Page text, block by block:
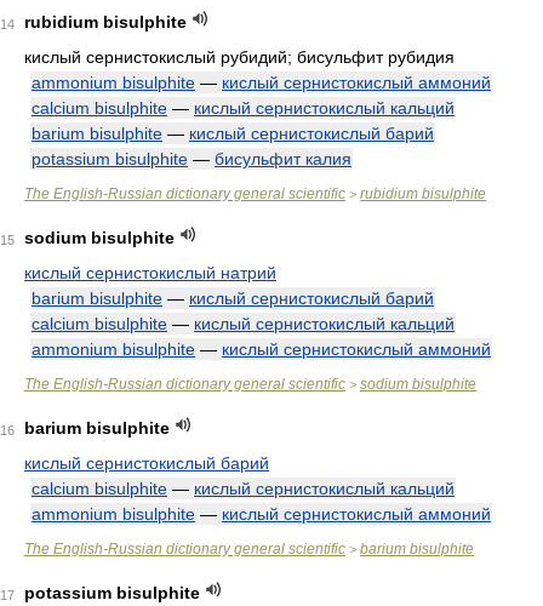
14
rubidium bisulphite
кислый сернистокислый рубидий; бисульфит рубидия
ammonium bisulphite — кислый сернистокислый аммоний
calcium bisulphite — кислый сернистокислый кальций
barium bisulphite — кислый сернистокислый барий
potassium bisulphite — бисульфит калия
The English-Russian dictionary general scientific > rubidium bisulphite
15
sodium bisulphite
кислый сернистокислый натрий
barium bisulphite — кислый сернистокислый барий
calcium bisulphite — кислый сернистокислый кальций
ammonium bisulphite — кислый сернистокислый аммоний
The English-Russian dictionary general scientific > sodium bisulphite
16
barium bisulphite
кислый сернистокислый барий
calcium bisulphite — кислый сернистокислый кальций
ammonium bisulphite — кислый сернистокислый аммоний
The English-Russian dictionary general scientific > barium bisulphite
17 potassium bisulphite